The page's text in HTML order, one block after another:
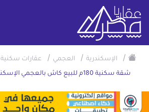
/ الإسكندرية / العجمي / عقارات سكنية
شقة سكنية 180م للبيع كاش بالعجمي الإسكندرية